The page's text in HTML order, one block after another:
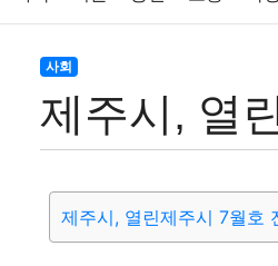
블록체인
여행 맛집 IT 컴퓨터
사회
제주시, 열
제주시, 열린제주시 7월호